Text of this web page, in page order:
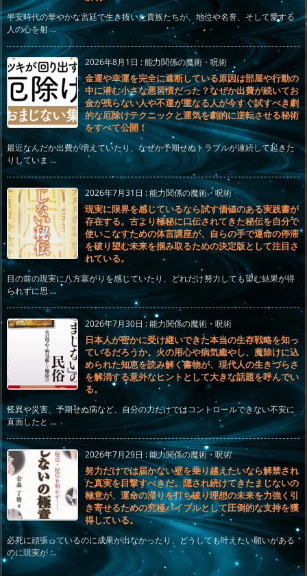
平安時代の華やかな宮廷で生き抜いた貴族たちが、地位や名誉、そして愛する
人の心を射 ...
2026年8月1日 :能力関係の魔術・呪術
金運や幸運を完全に遮断している原因は部屋や行動の
中に潜む小さな悪習慣だった？なぜか出費が続いてお
金が残らない人や不運が重なる人が今すぐ試すべき劇
的な厄除けテクニックと運気を劇的に逆転させる秘術
をすべて公開！
最近なんだか出費が増えていたり、なぜか予期せぬトラブルが連続して起きた
りしていま ...
2026年7月31日 :能力関係の魔術・呪術
現実に限界を感じているなら試す価値のある実践書が
存在する。古より極秘に口伝されてきた秘伝を自分で
使いこなすための体言講座が、自らの手で運命の停滞
を破り望む未来を掴み取るための決定版として注目さ
れている。
目の前の現実に八方塞がりを感じていたり、どれだけ努力しても望む結果が得
られずに思 ...
2026年7月30日 :能力関係の魔術・呪術
日本人が密かに受け継いできた本当の生存戦略を知っ
ているだろうか。火の用心や病気癒やし、魔除けに込
められた知恵を読み解く書物が、現代人の生きづらさ
を解消する意外なヒントとして大きな話題を呼んでい
る。
怪異や災害、予期せぬ病など、自分の力だけではコントロールできない不安に
直面したと ...
2026年7月29日 :能力関係の魔術・呪術
努力だけでは届かない壁を乗り越えたいなら解禁され
た真実を目撃すべきだ。隠され続けてきたまじないの
極意が、運命の滞りを打ち破り理想の未来を力強く引
き寄せるための究極バイブルとして圧倒的な支持を獲
得している。
必死に頑張っているのに成果が出なかったり、どうしても叶えたい願いがある
のに現実が ...